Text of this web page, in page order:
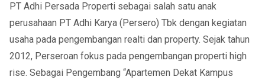
PT Adhi Persada Properti sebagai salah satu anak
perusahaan PT Adhi Karya (Persero) Tbk dengan kegiatan
usaha pada pengembangan realti dan property. Sejak tahun
2012, Perseroan fokus pada pengembangan properti high
rise. Sebagai Pengembang “Apartemen Dekat Kampus